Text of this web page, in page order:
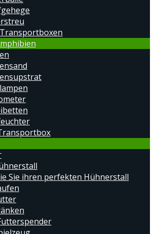
Sie ihren perfekten Hühnerstall